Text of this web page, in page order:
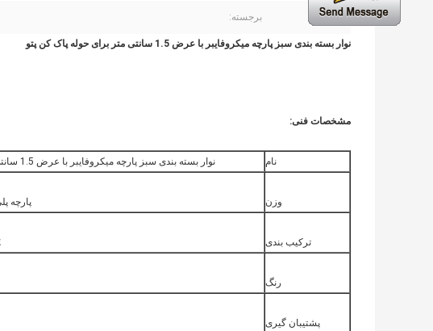
برجسته:
نوار بسته بندی سبز پارچه میکروفایبر با عرض 1.5 سانتی متر برای حوله پاک کن پتو
مشخصات فنی:
نام نوار بسته بندی سبز پارچه میکروفایبر با عرض 1.5 سانتی متر برای حوله پاک کن پتو
وزن پارچه پلی
ترکیب بندی
رنگ
پشتیبان گیری